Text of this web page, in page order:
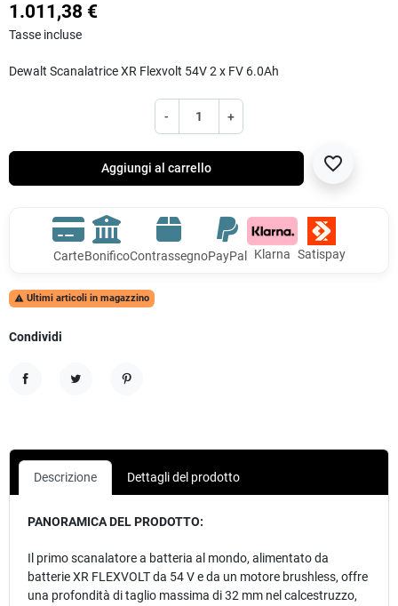
1.011,38 €
Tasse incluse
Dewalt Scanalatrice XR Flexvolt 54V 2 x FV 6.0Ah
- +
Aggiungi al carrello favorite_border
CarteBonificoContrassegnoPayPal Klarna Satispay
 Ultimi articoli in magazzino
Condividi
Descrizione Dettagli del prodotto
PANORAMICA DEL PRODOTTO:
Il primo scanalatore a batteria al mondo, alimentato da
batterie XR FLEXVOLT da 54 V e da un motore brushless, offre
una profondità di taglio massima di 32 mm nel calcestruzzo,